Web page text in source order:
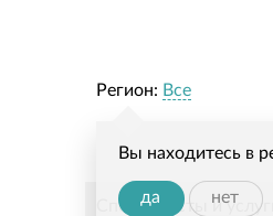
Регион: Все
Вы находитесь в
да нет
Специалисты и услуги